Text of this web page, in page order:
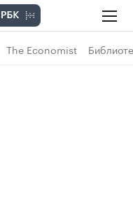
The Economist